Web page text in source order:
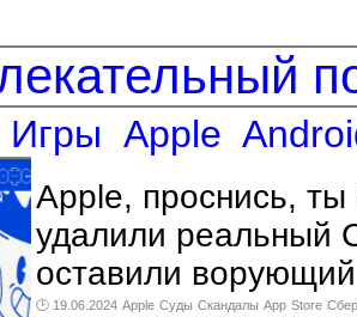
Игры Apple
Apple, проснись,
удалили реальный
оставили
🕑 19.06.2024 Apple Суды Скандалы App Store